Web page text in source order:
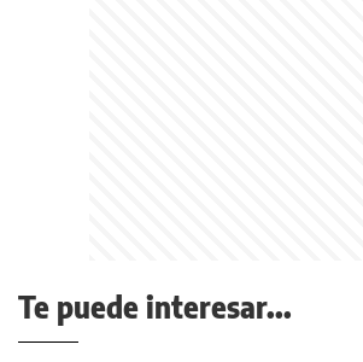
Te puede interesar...